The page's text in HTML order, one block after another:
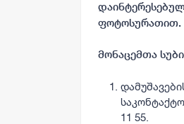
ფოტოსურათით.
მონაცემთა
11 55.